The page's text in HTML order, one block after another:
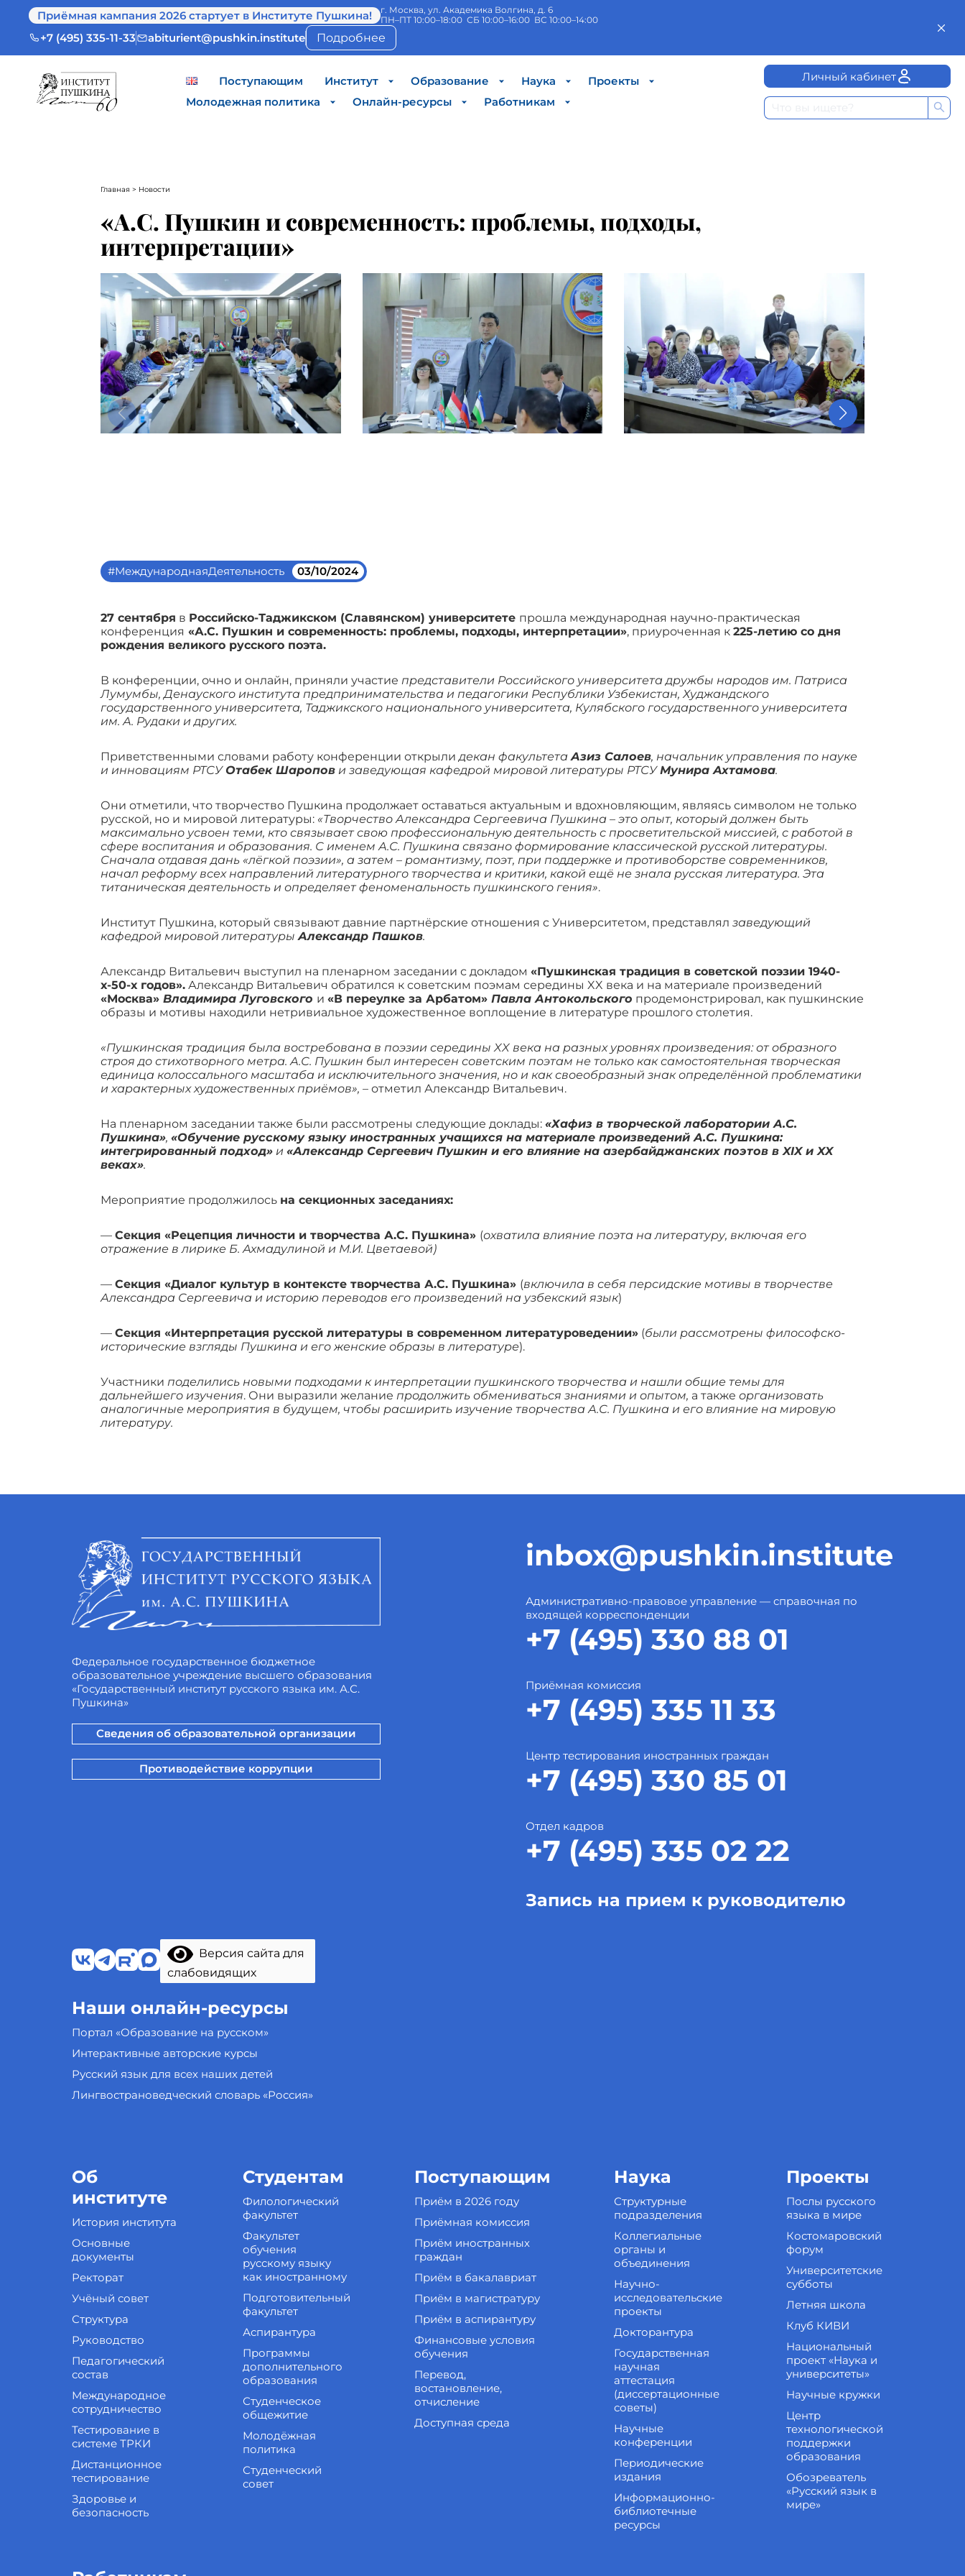
Приёмная кампания 2026 стартует в Институте Пушкина!
г. Москва, ул. Академика Волгина, д. 6
ПН–ПТ 10:00–18:00 СБ 10:00–16:00 ВС 10:00–14:00
+7 (495) 335-11-33 abiturient@pushkin.institute Подробнее
Поступающим Институт Образование Наука
Проекты
Молодежная политика
Онлайн-ресурсы Работникам
Личный кабинет
Главная > Новости
«А.С. Пушкин и современность: проблемы, подходы,
интерпретации»
#МеждународнаяДеятельность 03/10/2024
27 сентября в Российско-Таджикском (Славянском) университете прошла международная научно-практическая
конференция «А.С. Пушкин и современность: проблемы, подходы, интерпретации», приуроченная к 225-летию со дня
рождения великого русского поэта.
В конференции, очно и онлайн, приняли участие представители Российского университета дружбы народов им. Патриса
Лумумбы, Денауского института предпринимательства и педагогики Республики Узбекистан, Худжандского
государственного университета, Таджикского национального университета, Кулябского государственного университета
им. А. Рудаки и других.
Приветственными словами работу конференции открылидекан факультетаАзиз Салоев, начальник управления по науке
и инновациям РТСУ Отабек Шаропов и заведующая кафедрой мировой литературы РТСУМунира Ахтамова.
Они отметили, что творчество Пушкина продолжает оставаться актуальным и вдохновляющим, являясь символом не только
русской, но и мировой литературы: «Творчество Александра Сергеевича Пушкина – это опыт, который должен быть
максимально усвоен теми, кто связывает свою профессиональную деятельность с просветительской миссией, с работой в
сфере воспитания и образования. С именем А.С. Пушкина связано формирование классической русской литературы.
Сначала отдавая дань «лёгкой поэзии», а затем – романтизму, поэт, при поддержке и противоборстве современников,
начал реформу всех направлений литературного творчества и критики, какой ещё не знала русская литература. Эта
титаническая деятельность и определяет феноменальность пушкинского гения».
Институт Пушкина, который связывают давние партнёрские отношения с Университетом, представлял заведующий
кафедрой мировой литературыАлександр Пашков.
Александр Витальевич выступил на пленарном заседании с докладом «Пушкинская традиция в советской поэзии 1940-
х-50-х годов». Александр Витальевич обратился к советским поэмам середины XX века и на материале произведений
«Москва» Владимира Луговского и «В переулке за Арбатом» Павла Антокольского продемонстрировал, как пушкинские
образы и мотивы находили нетривиальное художественное воплощение в литературе прошлого столетия.
«Пушкинская традиция была востребована в поэзии середины XX века на разных уровнях произведения: от образного
строя до стихотворного метра. А.С. Пушкин был интересен советским поэтам не только как самостоятельная творческая
единица колоссального масштаба и исключительного значения, но и как своеобразный знак определённой проблематики
и характерных художественных приёмов», – отметил Александр Витальевич.
На пленарном заседании также были рассмотрены следующие доклады: «Хафиз в творческой лаборатории А.С.
Пушкина», «Обучение русскому языку иностранных учащихся на материале произведений А.С. Пушкина:
интегрированный подход» и «Александр Сергеевич Пушкин и его влияние на азербайджанских поэтов в XIX и XX
веках».
Мероприятие продолжилось на секционных заседаниях:
— Секция «Рецепция личности и творчества А.С. Пушкина» (охватила влияние поэта на литературу, включая его
отражение в лирике Б. Ахмадулиной и М.И. Цветаевой)
— Секция «Диалог культур в контексте творчества А.С. Пушкина» (включила в себя персидские мотивы в творчестве
Александра Сергеевича и историю переводов его произведений на узбекский язык)
— Секция «Интерпретация русской литературы в современном литературоведении» (были рассмотрены философско-
исторические взгляды Пушкина и его женские образы в литературе).
Участники поделились новыми подходами к интерпретации пушкинского творчества и нашли общие темы для
дальнейшего изучения. Они выразили желание продолжить обмениваться знаниями и опытом, а также организовать
аналогичные мероприятия в будущем, чтобы расширить изучение творчества А.С. Пушкина и его влияние на мировую
литературу.
Федеральное государственное бюджетное
образовательное учреждение высшего образования
«Государственный институт русского языка им. А.С.
Пушкина»
Сведения об образовательной организации
Противодействие коррупции
inbox@pushkin.institute
Административно-правовое управление — справочная по
входящей корреспонденции
+7 (495) 330 88 01
Приёмная комиссия
+7 (495) 335 11 33
Центр тестирования иностранных граждан
+7 (495) 330 85 01
Отдел кадров
+7 (495) 335 02 22
Запись на прием к руководителю
Версия сайта для
слабовидящих
Наши онлайн-ресурсы
Портал «Образование на русском»
Интерактивные авторские курсы
Русский язык для всех наших детей
Лингвострановедческий словарь «Россия»
Об
институте
История института
Основные
документы
Ректорат
Учёный совет
Структура
Руководство
Педагогический
состав
Международное
сотрудничество
Тестирование в
системе ТРКИ
Дистанционное
тестирование
Здоровье и
безопасность
Студентам
Филологический
факультет
Факультет
обучения
русскому языку
как иностранному
Подготовительный
факультет
Аспирантура
Программы
дополнительного
образования
Студенческое
общежитие
Молодёжная
политика
Студенческий
совет
Поступающим
Приём в 2026 году
Приёмная комиссия
Приём иностранных
граждан
Приём в бакалавриат
Приём в магистратуру
Приём в аспирантуру
Финансовые условия
обучения
Перевод,
востановление,
отчисление
Доступная среда
Наука
Структурные
подразделения
Коллегиальные
органы и
объединения
Научно-
исследовательские
проекты
Докторантура
Государственная
научная
аттестация
(диссертационные
советы)
Научные
конференции
Периодические
издания
Информационно-
библиотечные
ресурсы
Проекты
Послы русского
языка в мире
Костомаровский
форум
Университетские
субботы
Летняя школа
Клуб КИВИ
Национальный
проект «Наука и
университеты»
Научные кружки
Центр
технологической
поддержки
образования
Обозреватель
«Русский язык в
мире»